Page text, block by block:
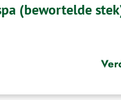
(bewortelde